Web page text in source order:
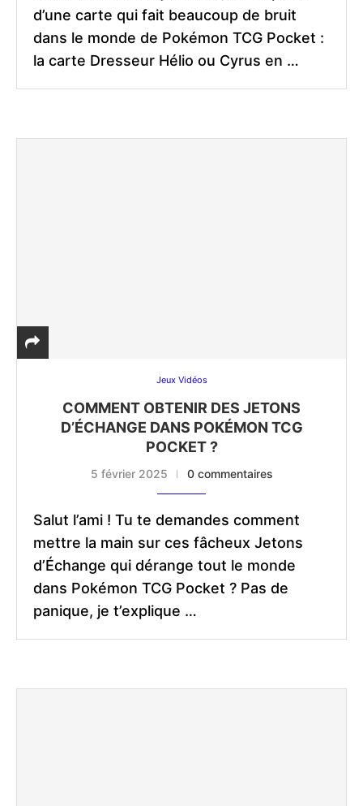
d’une carte qui fait beaucoup de bruit
dans le monde de Pokémon TCG Pocket :
la carte Dresseur Hélio ou Cyrus en …
Jeux Vidéos
COMMENT OBTENIR DES JETONS
D’ÉCHANGE DANS POKÉMON TCG
POCKET ?
5 février 2025 0 commentaires
Salut l’ami ! Tu te demandes comment
mettre la main sur ces fâcheux Jetons
d’Échange qui dérange tout le monde
dans Pokémon TCG Pocket ? Pas de
panique, je t’explique …